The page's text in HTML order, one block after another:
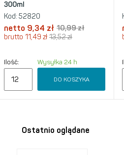
300ml
Kod: 52820
netto 9,34 zł 10,99 zł
brutto 11,49 zł13,52 zł
Ilość: Wysyłka 24 h
DO KOSZYKA
Ostatnio oglądane